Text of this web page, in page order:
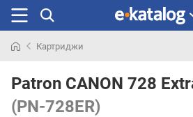
раньше
Картриджи
Patron CANON 728
(PN-728ER)